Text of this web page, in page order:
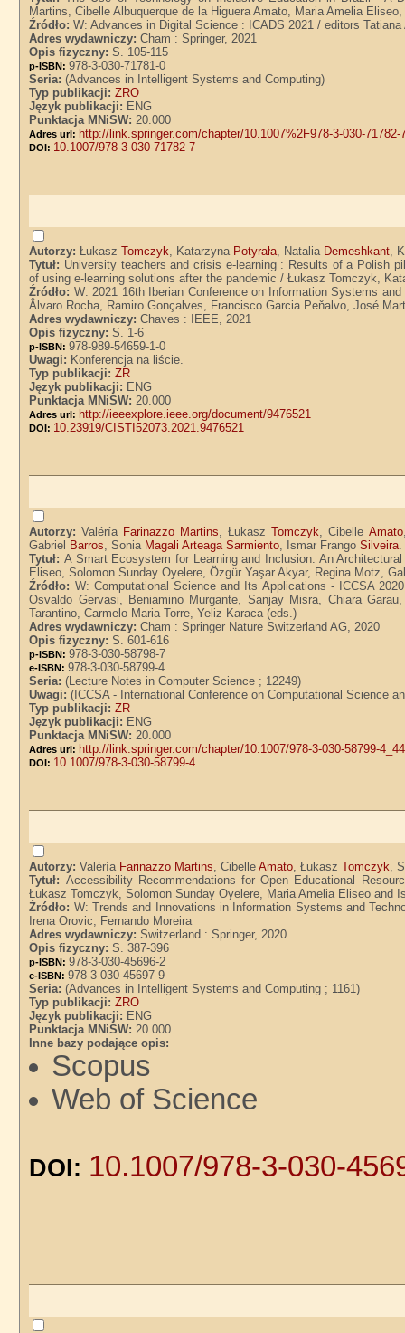
Martins, Cibelle Albuquerque de la Higuera Amato, Maria Amelia
Źródło:W: Advances in Digital Science : ICADS 2021 / editors Tatiana
Adres wydawniczy:Cham : Springer, 2021
Opis fizyczny:S. 105-115
p-ISBN:978-3-030-71781-0
Seria:(Advances in Intelligent Systems and Computing)
Typ publikacji:ZRO
Język publikacji: ENG
Punktacja MNiSW:20.000
Adres url: http://link.springer.com/chapter/10.1007%2F978-3-030-71782-
DOI: 10.1007/978-3-030-71782-7
Autorzy:ŁukaszTomczyk, Katarzyna Potyrała, Natalia Demeshkant,
Tytuł: University teachers and crisis e-learning : Results of a Polish
of using e-learning solutions after the pandemic / Łukasz Tomczyk,
Źródło: W: 2021 16th Iberian Conference on Information Systems
Âlvaro Rocha, Ramiro Gonçalves, Francisco Garcia Peňalvo, José
Adres wydawniczy:Chaves : IEEE, 2021
Opis fizyczny:S. 1-6
p-ISBN:978-989-54659-1-0
Uwagi: Konferencja na liście.
Typ publikacji:ZR
Język publikacji: ENG
Punktacja MNiSW:20.000
Adres url: http://ieeexplore.ieee.org/document/9476521
DOI: 10.23919/CISTI52073.2021.9476521
Autorzy:Valéría Farinazzo Martins, ŁukaszTomczyk, Cibelle Amato
Gabriel Barros, Sonia Magali Arteaga Sarmiento, Ismar FrangoSilveira.
Tytuł: A Smart Ecosystem for Learning and Inclusion: An
Eliseo, Solomon Sunday Oyelere, Özgür Yaşar Akyar, Regina Motz,
Źródło: W: Computational Science and Its Applications - ICCSA
Osvaldo Gervasi, Beniamino Murgante, Sanjay Misra, Chiara
Tarantino, Carmelo Maria Torre, Yeliz Karaca (eds.)
Adres wydawniczy:Cham : Springer Nature Switzerland AG, 2020
Opis fizyczny:S. 601-616
p-ISBN:978-3-030-58798-7
e-ISBN:978-3-030-58799-4
Seria:(Lecture Notes in Computer Science ; 12249)
Uwagi:(ICCSA - International Conference on Computational Science
Typ publikacji:ZR
Język publikacji: ENG
Punktacja MNiSW:20.000
Adres url: http://link.springer.com/chapter/10.1007/978-3-030-58799-4_44
DOI: 10.1007/978-3-030-58799-4
Autorzy:Valéría Farinazzo Martins, CibelleAmato, ŁukaszTomczyk,
Tytuł: Accessibility Recommendations for Open Educational
Łukasz Tomczyk, Solomon Sunday Oyelere, Maria Amelia Eliseo and
Źródło: W: Trends and Innovations in Information Systems and
Irena Orovic, Fernando Moreira
Adres wydawniczy:Switzerland : Springer, 2020
Opis fizyczny:S. 387-396
p-ISBN:978-3-030-45696-2
e-ISBN:978-3-030-45697-9
Seria:(Advances in Intelligent Systems and Computing ; 1161)
Typ publikacji:ZRO
Język publikacji: ENG
Punktacja MNiSW:20.000
Inne bazy podające opis:
Scopus
Web of Science
DOI: 10.1007/978-3-030-